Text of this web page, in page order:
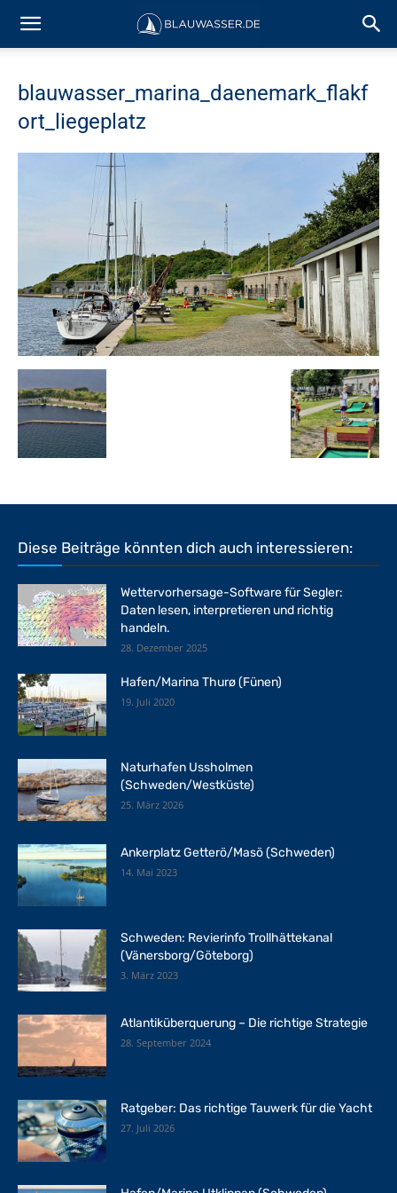
blauwasser_marina_daenemark_flakf
ort_liegeplatz
Diese Beiträge könnten dich auch interessieren:
Wettervorhersage-Software für Segler:
Daten lesen, interpretieren und richtig
handeln.
28. Dezember 2025
Hafen/Marina Thurø (Fünen)
19. Juli 2020
Naturhafen Ussholmen
(Schweden/Westküste)
25. März 2026
Ankerplatz Getterö/Masö (Schweden)
14. Mai 2023
Schweden: Revierinfo Trollhättekanal
(Vänersborg/Göteborg)
3. März 2023
Atlantiküberquerung – Die richtige Strategie
28. September 2024
Ratgeber: Das richtige Tauwerk für die Yacht
27. Juli 2026